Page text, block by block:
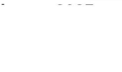
en 2025